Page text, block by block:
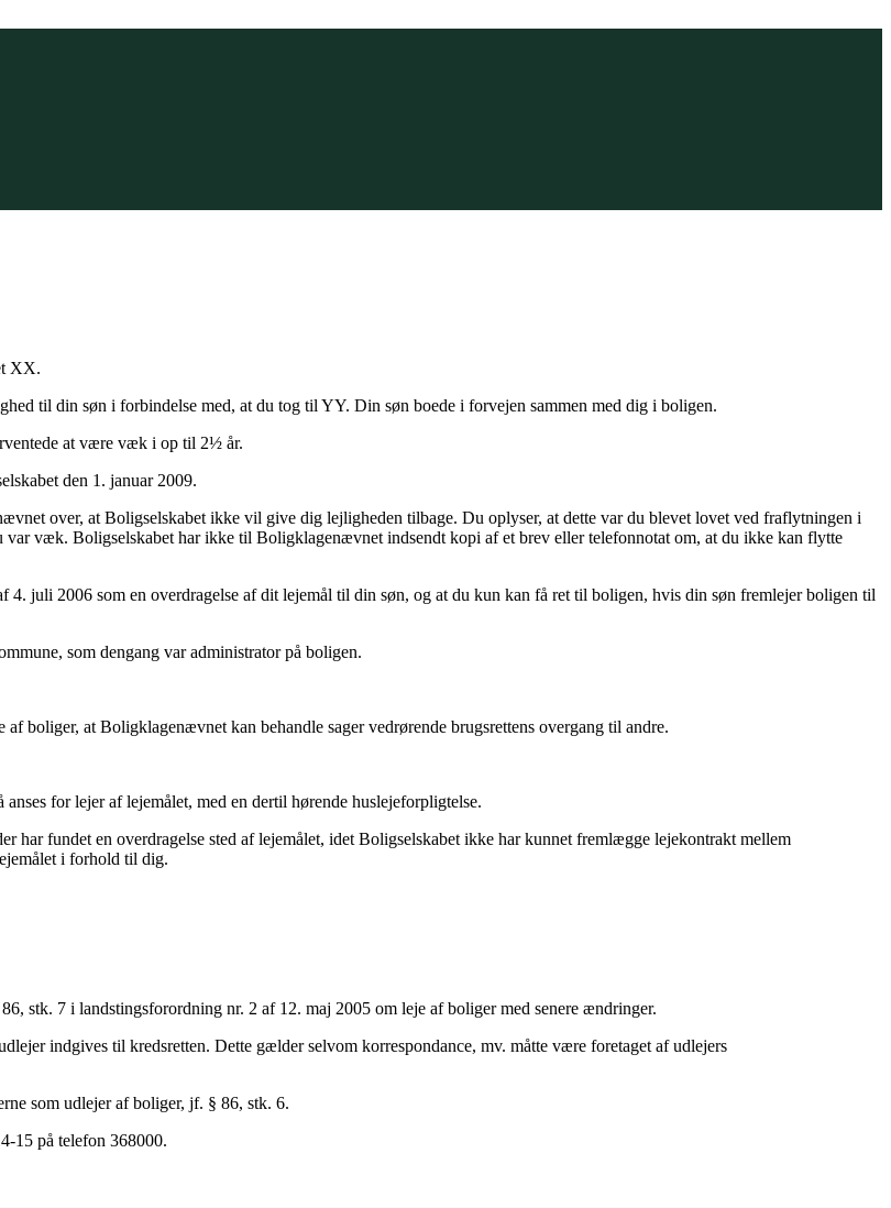
XX.
til din søn i forbindelse med, at du tog til YY. Din søn boede i forvejen sammen med dig i boligen.
at være væk i op til 2½ år.
den 1. januar 2009.
over, at Boligselskabet ikke vil give dig lejligheden tilbage. Du oplyser, at dette var du blevet lovet ved fraflytningen i
var væk. Boligselskabet har ikke til Boligklagenævnet indsendt kopi af et brev eller telefonnotat om, at du ikke kan flytte
juli 2006 som en overdragelse af dit lejemål til din søn, og at du kun kan få ret til boligen, hvis din søn fremlejer boligen til
som dengang var administrator på boligen.
boliger, at Boligklagenævnet kan behandle sager vedrørende brugsrettens overgang til andre.
for lejer af lejemålet, med en dertil hørende huslejeforpligtelse.
fundet en overdragelse sted af lejemålet, idet Boligselskabet ikke har kunnet fremlægge lejekontrakt mellem
i forhold til dig.
stk. 7 i landstingsforordning nr. 2 af 12. maj 2005 om leje af boliger med senere ændringer.
indgives til kredsretten. Dette gælder selvom korrespondance, mv. måtte være foretaget af udlejers
som udlejer af boliger, jf. § 86, stk. 6.
15 på telefon 368000.